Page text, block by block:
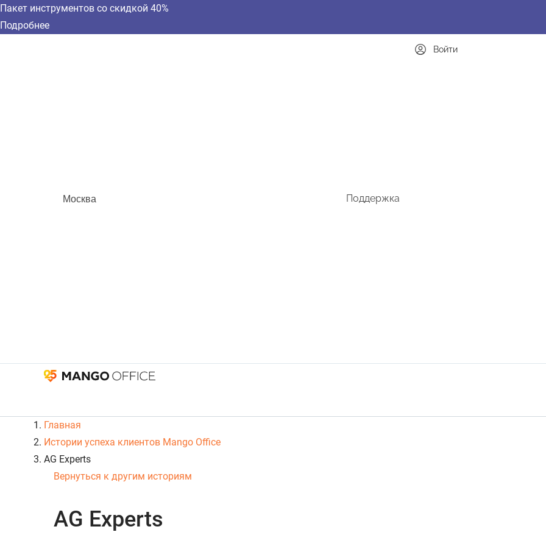
Пакет инструментов со скидкой 40%
Подробнее
Москва Поддержка
Войти
Главная
Истории успеха клиентов Mango Office
AG Experts
Вернуться к другим историям
AG Experts